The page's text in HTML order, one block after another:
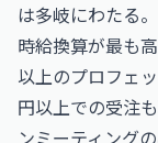
は多岐にわたる。
時給換算が最も
以上のプロフェ
円以上での受注
ンミーティング